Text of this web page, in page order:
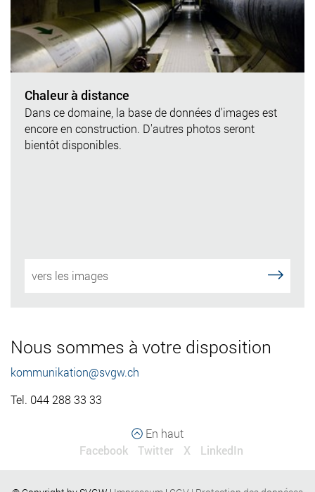
Chaleur à distance
Dans ce domaine, la base de données d'images est
encore en construction. D'autres photos seront
bientôt disponibles.
vers les images
Nous sommes à votre disposition
kommunikation@svgw.ch
Tel. 044 288 33 33
En haut
Facebook
Twitter X LinkedIn